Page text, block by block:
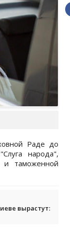
Раде до
народа",
и таможенной
вырастут: